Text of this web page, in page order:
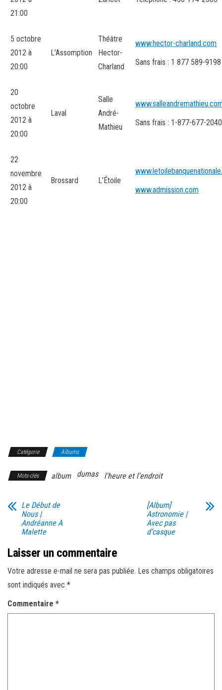
21:00
5 octobre
2012 à
20:00
L’Assomption
Théâtre
Hector-
Charland
www.hector-charland.com
Sans frais : 1 877 589-9198
20
octobre
2012 à
20:00
Laval
Salle
André-
Mathieu
Sans frais : 1-877-677-2040
22
novembre
2012 à
20:00
Brossard L’Étoile
www.admission.com
Catégorie Albums
Mots-clés album dumas l'heure et l'endroit
Le Début de
Nous |
Andréanne A
Malette
[Album]
Astronomie |
Avec pas
d’casque
Laisser un commentaire
Votre adresse e-mail ne sera pas publiée. Les champs obligatoires
sont indiqués avec *
Commentaire *